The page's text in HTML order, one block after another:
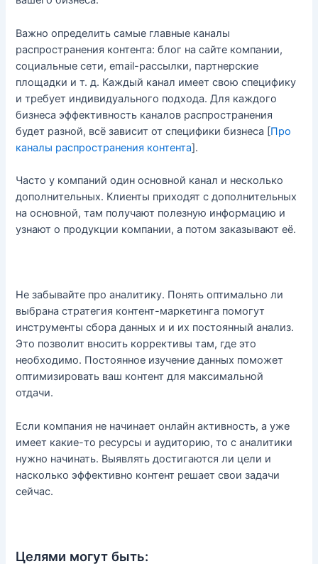
Важно определить самые главные каналы
распространения контента: блог на сайте компании,
социальные сети, email-рассылки, партнерские
площадки и т. д. Каждый канал имеет свою специфику
и требует индивидуального подхода. Для каждого
бизнеса эффективность каналов распространения
будет разной, всё зависит от специфики бизнеса [Про
каналы распространения контента].
Часто у компаний один основной канал и несколько
дополнительных. Клиенты приходят с дополнительных
на основной, там получают полезную информацию и
узнают о продукции компании, а потом заказывают её.
Не забывайте про аналитику. Понять оптимально ли
выбрана стратегия контент-маркетинга помогут
инструменты сбора данных и и их постоянный анализ.
Это позволит вносить коррективы там, где это
необходимо. Постоянное изучение данных поможет
оптимизировать ваш контент для максимальной
отдачи.
Если компания не начинает онлайн активность, а уже
имеет какие-то ресурсы и аудиторию, то с аналитики
нужно начинать. Выявлять достигаются ли цели и
насколько эффективно контент решает свои задачи
сейчас.
Целями могут быть: